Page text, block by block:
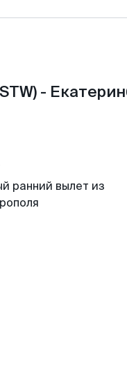
-
ранний вылет из